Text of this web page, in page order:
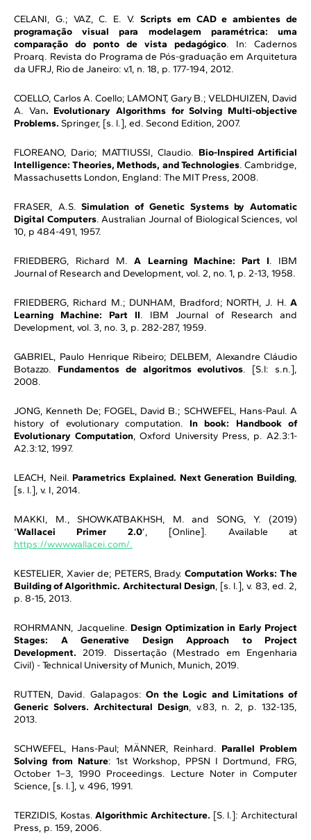
CELANI, G.; VAZ, C. E. V. Scripts em CAD e ambientes de
programação visual para modelagem paramétrica: uma
comparação do ponto de vista pedagógico. In: Cadernos
Proarq. Revista do Programa de Pós-graduação em Arquitetura
da UFRJ, Rio de Janeiro: v.1, n. 18, p. 177-194, 2012.
COELLO, Carlos A. Coello; LAMONT, Gary B.; VELDHUIZEN, David
A. Van. Evolutionary Algorithms for Solving Multi-objective
Problems. Springer, [s. l.], ed. Second Edition, 2007.
FLOREANO, Dario; MATTIUSSI, Claudio. Bio-Inspired Artificial
Intelligence: Theories, Methods, and Technologies. Cambridge,
Massachusetts London, England: The MIT Press, 2008.
FRASER, A.S.Simulation of Genetic Systems by Automatic
Digital Computers. Australian Journal of Biological Sciences, vol
10, p 484-491, 1957.
FRIEDBERG, Richard M.A Learning Machine: Part I. IBM
Journal of Research and Development, vol. 2, no. 1, p. 2-13, 1958.
FRIEDBERG, Richard M.; DUNHAM, Bradford; NORTH, J. H. A
Learning Machine: Part II. IBM Journal of Research and
Development, vol. 3, no. 3, p. 282-287, 1959.
GABRIEL, Paulo Henrique Ribeiro; DELBEM, Alexandre Cláudio
Botazzo. Fundamentos de algoritmos evolutivos. [S.l: s.n.],
2008.
JONG, Kenneth De; FOGEL, David B.; SCHWEFEL, Hans-Paul. A
history of evolutionary computation. In book: Handbook of
Evolutionary Computation, Oxford University Press, p. A2.3:1-
A2.3:12, 1997.
LEACH, Neil. Parametrics Explained. Next Generation Building,
[s. l.], v. I, 2014.
MAKKI, M., SHOWKATBAKHSH, M. and SONG, Y. (2019)
‘Wallacei Primer 2.0’, [Online]. Available at
https://www.wallacei.com/.
KESTELIER, Xavier de; PETERS, Brady.Computation Works: The
Building of Algorithmic. Architectural Design, [s. l.], v. 83, ed. 2,
p. 8-15, 2013.
ROHRMANN, Jacqueline. Design Optimization in Early Project
Stages: A Generative Design Approach to Project
Development.2019. Dissertação (Mestrado em Engenharia
Civil) - Technical University of Munich, Munich, 2019.
RUTTEN, David. Galapagos: On the Logic and Limitations of
Generic Solvers. Architectural Design, v.83, n. 2, p. 132-135,
2013.
SCHWEFEL, Hans-Paul; MÄNNER, Reinhard. Parallel Problem
Solving from Nature: 1st Workshop, PPSN I Dortmund, FRG,
October 1–3, 1990 Proceedings. Lecture Noter in Computer
Science, [s. l.], v. 496, 1991.
TERZIDIS, Kostas.Algorithmic Architecture. [S. l.]: Architectural
Press, p. 159, 2006.